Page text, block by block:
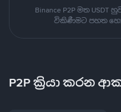
Binance P2P මත
විකිණීමට පහත
P2P ක්‍රියා කරන